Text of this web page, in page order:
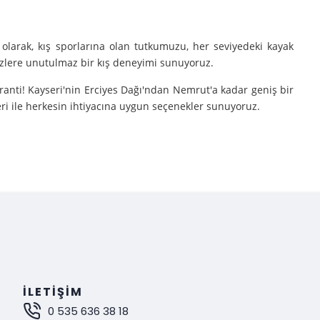
kış sporlarına olan tutkumuzu, her seviyedeki kayak
unutulmaz bir kış deneyimi sunuyoruz.
Kayseri'nin Erciyes Dağı'ndan Nemrut'a kadar geniş bir
ile herkesin ihtiyacına uygun seçenekler sunuyoruz.
çıkarıyoruz.
bir deneyim sunuyoruz.
İLETIŞIM
0 535 636 38 18